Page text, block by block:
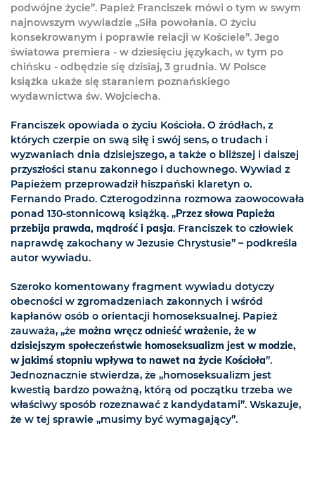
podwójne życie”. Papież Franciszek mówi o tym w swym
najnowszym wywiadzie „Siła powołania. O życiu
konsekrowanym i poprawie relacji w Kościele”. Jego
światowa premiera - w dziesięciu językach, w tym po
chińsku - odbędzie się dzisiaj, 3 grudnia. W Polsce
książka ukaże się staraniem poznańskiego
wydawnictwa św. Wojciecha.
Franciszek opowiada o życiu Kościoła. O źródłach, z
których czerpie on swą siłę i swój sens, o trudach i
wyzwaniach dnia dzisiejszego, a także o bliższej i dalszej
przyszłości stanu zakonnego i duchownego. Wywiad z
Papieżem przeprowadził hiszpański klaretyn o.
Fernando Prado. Czterogodzinna rozmowa zaowocowała
ponad 130-stonnicową książką. „Przez słowa Papieża
przebija prawda, mądrość i pasja. Franciszek to człowiek
naprawdę zakochany w Jezusie Chrystusie” – podkreśla
autor wywiadu.
Szeroko komentowany fragment wywiadu dotyczy
obecności w zgromadzeniach zakonnych i wśród
kapłanów osób o orientacji homoseksualnej. Papież
zauważa, „że można wręcz odnieść wrażenie, że w
dzisiejszym społeczeństwie homoseksualizm jest w modzie,
w jakimś stopniu wpływa to nawet na życie Kościoła”.
Jednoznacznie stwierdza, że „homoseksualizm jest
kwestią bardzo poważną, którą od początku trzeba we
właściwy sposób rozeznawać z kandydatami”. Wskazuje,
że w tej sprawie „musimy być wymagający”.